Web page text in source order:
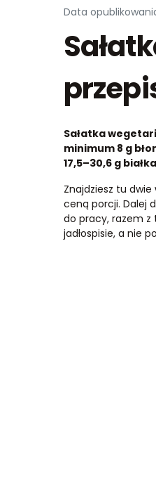
Data
Sałatka
minimum 8 g
17,5–30,6 g
Znajdziesz tu
ceną porcji. Dalej
do pracy, razem z
jadłospisie, a nie